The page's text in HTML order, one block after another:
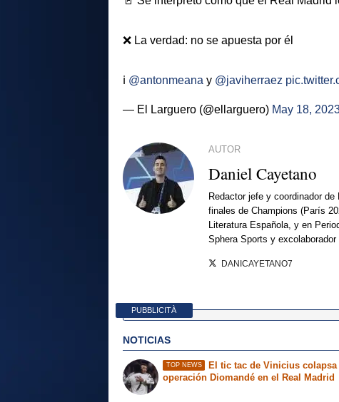
❌ La verdad: no se apuesta por él
ℹ️ @antonmeana y @javiherraez
— El Larguero (@ellarguero) May 18,
AUTOR
Daniel Cayetano
Redactor jefe y coordinador
finales de Champions (París
Literatura Española, y en
Sphera Sports y excolaborador
DANICAYETANO7
PUBBLICITÀ
NOTICIAS
TOP NEWS
El tic tac de Vinicius colapsa
operación Diomandé en el Real Madrid